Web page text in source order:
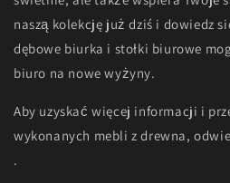
naszą kolekcję już dziś i dowiedz
dębowe biurka i stołki biurowe
biuro na nowe wyżyny.
Aby uzyskać więcej informacji i
wykonanych mebli z drewna,
.